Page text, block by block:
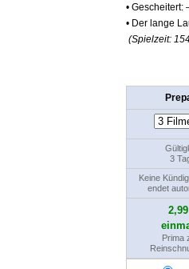
• Gescheitert:
• Der lange
(Spielzeit:
3
Keine
endet
Prima